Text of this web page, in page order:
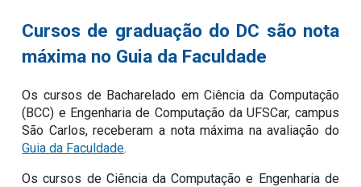
Cursos de graduação do DC são nota
máxima no Guia da Faculdade
Os cursos de Bacharelado em Ciência da Computação
(BCC) e Engenharia de Computaçãoda UFSCar, campus
São Carlos,receberam a nota máxima na avaliação do
Guia da Faculdade.
Os cursos de Ciência da Computação e Engenharia de